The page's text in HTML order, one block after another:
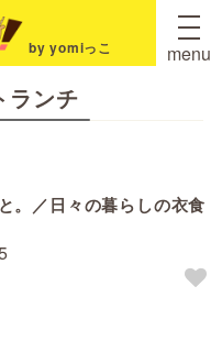
by yomiっこ menu
ランチ
。／日々の暮らしの衣食